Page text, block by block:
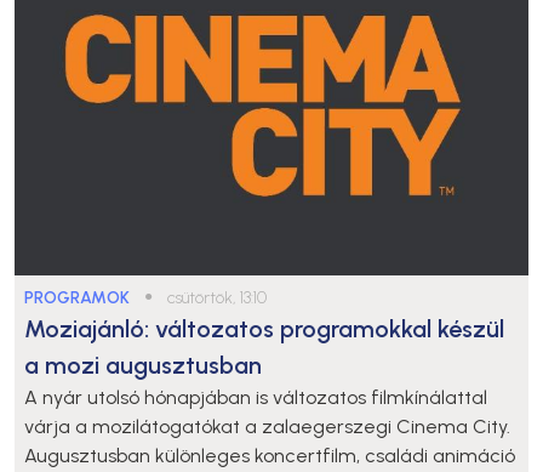
PROGRAMOK ● csütörtök, 13:10
Moziajánló: változatos programokkal készül
a mozi augusztusban
A nyár utolsó hónapjában is változatos filmkínálattal
várja a mozilátogatókat a zalaegerszegi Cinema City.
Augusztusban különleges koncertfilm, családi animáció